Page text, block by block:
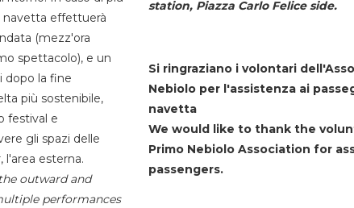
navetta effettuerà
(mezz'ora
spettacolo), e un
dopo la fine
più sostenibile,
festival e
gli spazi delle
l'area esterna.
outward and
performances
station, Piazza Carlo Felice side.
Si ringraziano i volontari
Nebiolo per l'assistenza ai
navetta
We would like to thank the
Primo Nebiolo Association for
passengers.